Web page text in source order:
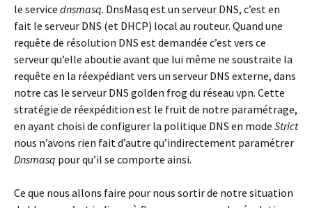
le service dnsmasq. DnsMasq est un serveur DNS, c’est en
fait le serveur DNS (et DHCP) local au routeur. Quand une
requête de résolution DNS est demandée c’est vers ce
serveur qu’elle aboutie avant que lui même ne soustraite la
requête en la réexpédiant vers un serveur DNS externe, dans
notre cas le serveur DNS golden frog du réseau vpn. Cette
stratégie de réexpédition est le fruit de notre paramétrage,
en ayant choisi de configurer la politique DNS en mode Strict
nous n’avons rien fait d’autre qu’indirectement paramétrer
Dnsmasq pour qu’il se comporte ainsi.
Ce que nous allons faire pour nous sortir de notre situation